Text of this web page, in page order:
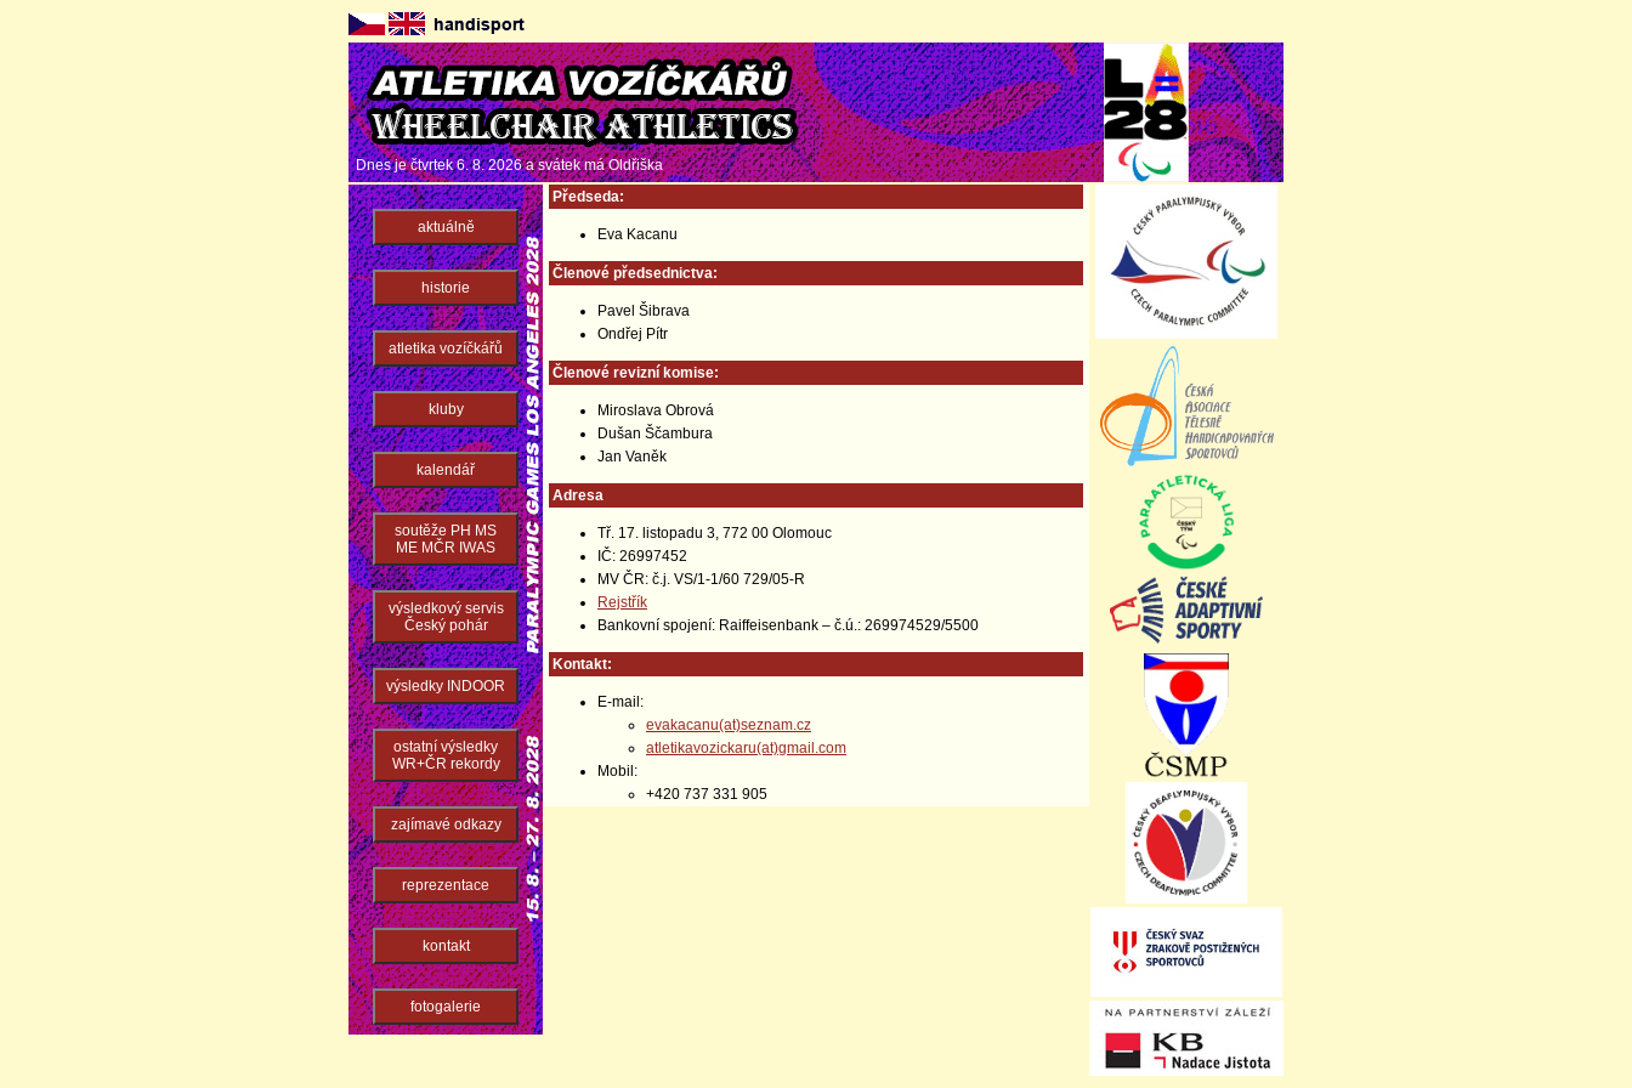
Dnes je čtvrtek 6. 8. 2026 a svátek máOldřiška
Předseda:
Eva Kacanu
Členové předsednictva:
Pavel Šibrava
Ondřej Pítr
Členové revizní komise:
Miroslava Obrová
Dušan Ščambura
Jan Vaněk
Adresa
Tř. 17. listopadu 3, 772 00 Olomouc
IČ: 26997452
MV ČR: č.j. VS/1-1/60 729/05-R
Rejstřík
Bankovní spojení: Raiffeisenbank – č.ú.: 269974529/5500
Kontakt:
E-mail:
evakacanu(at)seznam.cz
atletikavozickaru(at)gmail.com
Mobil:
+420 737 331 905
aktuálně
historie
atletika vozíčkářů
kluby
kalendář
soutěže PH MS
ME MČR IWAS
výsledkový servis
Český pohár
výsledky INDOOR
ostatní výsledky
WR+ČR rekordy
zajímavé odkazy
reprezentace
kontakt
fotogalerie